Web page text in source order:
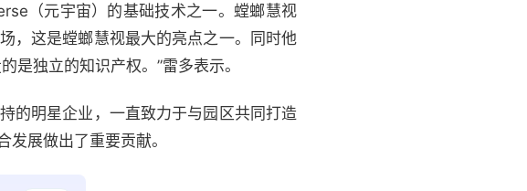
（元宇宙）的基础技术之一。螳螂慧视
，这是螳螂慧视最大的亮点之一。同时他
是独立的知识产权。”雷多表示。
的明星企业，一直致力于与园区共同打造
展做出了重要贡献。